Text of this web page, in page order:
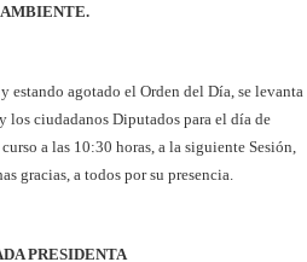
estando agotado el Orden del Día, se levanta
los ciudadanos Diputados para el día de
a las 10:30 horas, a la siguiente Sesión,
gracias, a todos por su presencia.
PRESIDENTA